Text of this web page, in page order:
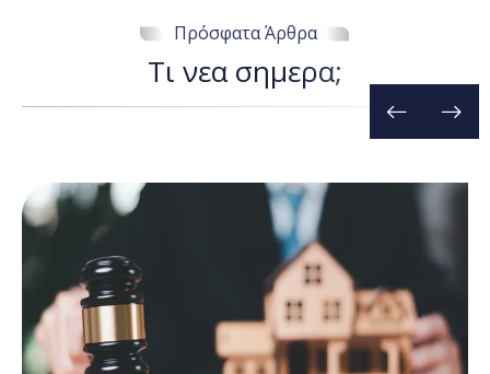
Πρόσφατα Άρθρα
Τι νεα σημερα;